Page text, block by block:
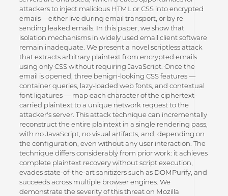
attackers to inject malicious HTML or CSS into encrypted
emails---either live during email transport, or by re-
sending leaked emails. In this paper, we show that
isolation mechanisms in widely used email client software
remain inadequate. We present a novel scriptless attack
that extracts arbitrary plaintext from encrypted emails
using only CSS without requiring JavaScript. Once the
email is opened, three benign-looking CSS features —
container queries, lazy-loaded web fonts, and contextual
font ligatures — map each character of the ciphertext-
carried plaintext to a unique network request to the
attacker's server. This attack technique can incrementally
reconstruct the entire plaintext in a single rendering pass,
with no JavaScript, no visual artifacts, and, depending on
the configuration, even without any user interaction. The
technique differs considerably from prior work: it achieves
complete plaintext recovery without script execution,
evades state-of-the-art sanitizers such as DOMPurify, and
succeeds across multiple browser engines. We
demonstrate the severity of this threat on Mozilla